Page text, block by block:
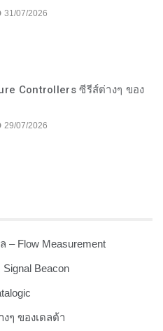
31/07/2026
Controllers ซีรีส์ต่างๆ ของ
29/07/2026
– Flow Measurement
Signal Beacon
งๆ ของเดลต้า